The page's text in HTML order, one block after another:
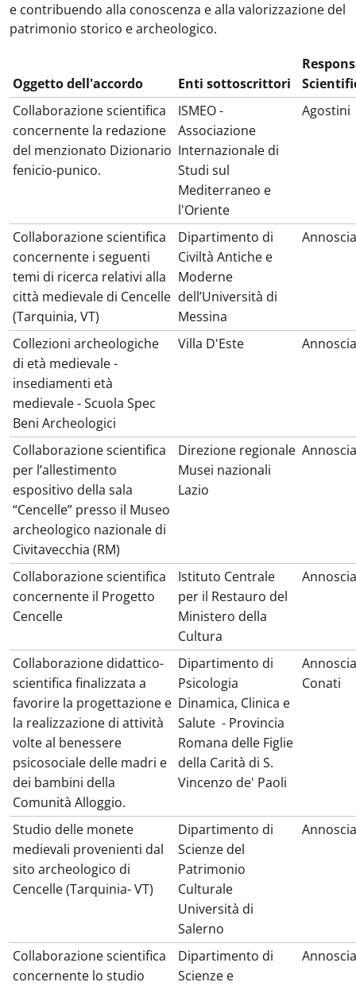
e contribuendo alla conoscenza e alla valorizzazione del
patrimonio storico e archeologico.
Oggetto dell'accordo Enti sottoscrittori
Collaborazione scientifica
concernente la redazione
del menzionato Dizionario
fenicio-punico.
ISMEO -
Associazione
Internazionale di
Studi sul
Mediterraneo e
l'Oriente
Agostini
Collaborazione scientifica
concernente i seguenti
temi di ricerca relativi alla
città medievale di Cencelle
(Tarquinia, VT)
Dipartimento di
Civiltà Antiche e
Moderne
dell’Università di
Messina
Annoscia
Collezioni archeologiche
di età medievale -
insediamenti età
medievale - Scuola Spec
Beni Archeologici
Villa D'Este Annoscia
Collaborazione scientifica
per l’allestimento
espositivo della sala
“Cencelle” presso il Museo
archeologico nazionale di
Civitavecchia (RM)
Direzione regionale
Musei nazionali
Lazio
Annoscia
Collaborazione scientifica
concernente il Progetto
Cencelle
Istituto Centrale
per il Restauro del
Ministero della
Cultura
Annoscia
Collaborazione didattico-
scientifica finalizzata a
favorire la progettazione e
la realizzazione di attività
volte al benessere
psicosociale delle madri e
dei bambini della
Comunità Alloggio.
Dipartimento di
Psicologia
Dinamica, Clinica e
Salute - Provincia
Romana delle Figlie
della Carità di S.
Vincenzo de' Paoli
Conati
Studio delle monete
medievali provenienti dal
sito archeologico di
Cencelle (Tarquinia- VT)
Dipartimento di
Scienze del
Patrimonio
Culturale
Università di
Salerno
Annoscia
Collaborazione scientifica
concernente lo studio
Dipartimento di
Scienze e
Annoscia